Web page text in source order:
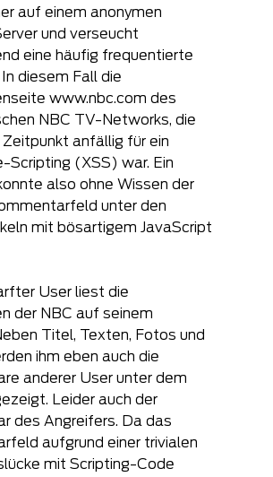
auf einem anonymen
und verseucht
eine häufig frequentierte
diesem Fall die
www.nbc.com des
NBC TV-Networks, die
Zeitpunkt anfällig für ein
Scripting (XSS) war. Ein
also ohne Wissen der
unter den
mit bösartigem JavaScript
User liest die
der NBC auf seinem
Titel, Texten, Fotos und
ihm eben auch die
anderer User unter dem
Leider auch der
des Angreifers. Da das
aufgrund einer trivialen
mit Scripting-Code